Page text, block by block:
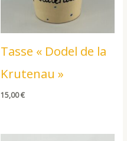
Tasse « Dodel de la
Krutenau »
15,00€